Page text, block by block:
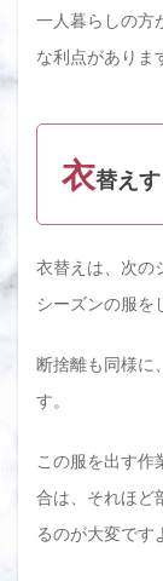
しの
断捨
離を
する
ため
買取
ビス
がお
すす
3.3
断捨
習慣
化す
一人暮らしの方
な利点がありま
衣替え
衣替えは、次の
シーズンの服を
断捨離も同様に
す。
この服を出す作
合は、それほど
るのが大変です